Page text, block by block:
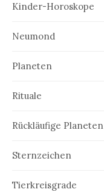
Kinder-Horoskope
Neumond
Planeten
Rituale
Rückläufige Planeten
Sternzeichen
Tierkreisgrade